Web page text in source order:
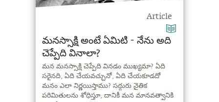
Article
మనస్సాక్షి అంటే ఏమిటి - నేను అది
చెప్పేది వినాలా?
మన మనస్సాక్షి చెప్పేది వినడం ముఖ్యమా? ఏది
సరైనది, ఏది చేయవచ్చునో, ఏది చేయకూడదో
మనం ఎలా నిర్ణయిస్తాము? సద్గురు నైతిక
పరిమితులను శోధిస్తూ, దానికీ మన మానవత్వానికి